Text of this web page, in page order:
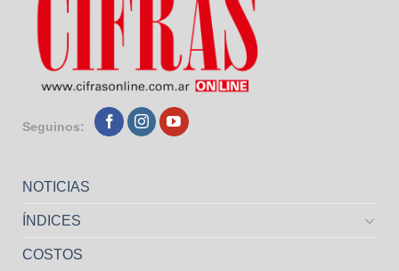
Seguinos:
NOTICIAS
ÍNDICES
COSTOS